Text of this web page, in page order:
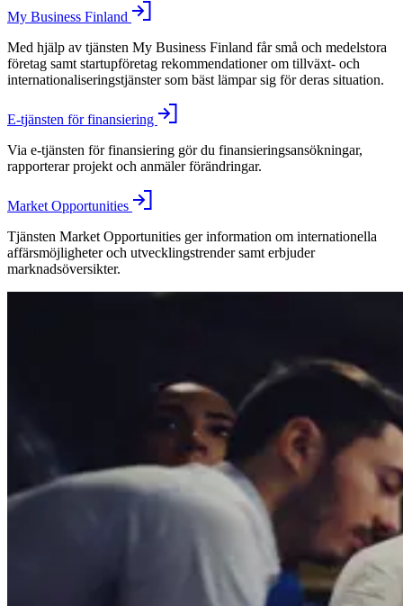
My Business Finland
Med hjälp av tjänsten My Business Finland får små och medelstora
företag samt startupföretag rekommendationer om tillväxt- och
internationaliseringstjänster som bäst lämpar sig för deras situation.
E-tjänsten för finansiering
Via e-tjänsten för finansiering gör du finansieringsansökningar,
rapporterar projekt och anmäler förändringar.
Market Opportunities
Tjänsten Market Opportunities ger information om internationella
affärsmöjligheter och utvecklingstrender samt erbjuder
marknadsöversikter.